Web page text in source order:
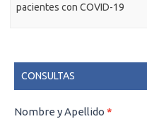
pacientes con COVID-19
CONSULTAS
CONSULTAS
Nombre y Apellido *